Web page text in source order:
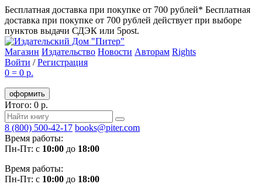
Бесплатная доставка при покупке от 700 рублей* Бесплатная
доставка при покупке от 700 рублей действует при выборе
пунктов выдачи СДЭК или 5post.
Магазин Издательство Новости Авторам Rights
Войти /Регистрация
0 = 0 р.
оформить
Итого: 0 р.
8 (800) 500-42-17 books@piter.com
Время работы:
Пн-Пт: с 10:00 до 18:00
Время работы:
Пн-Пт: с 10:00 до 18:00